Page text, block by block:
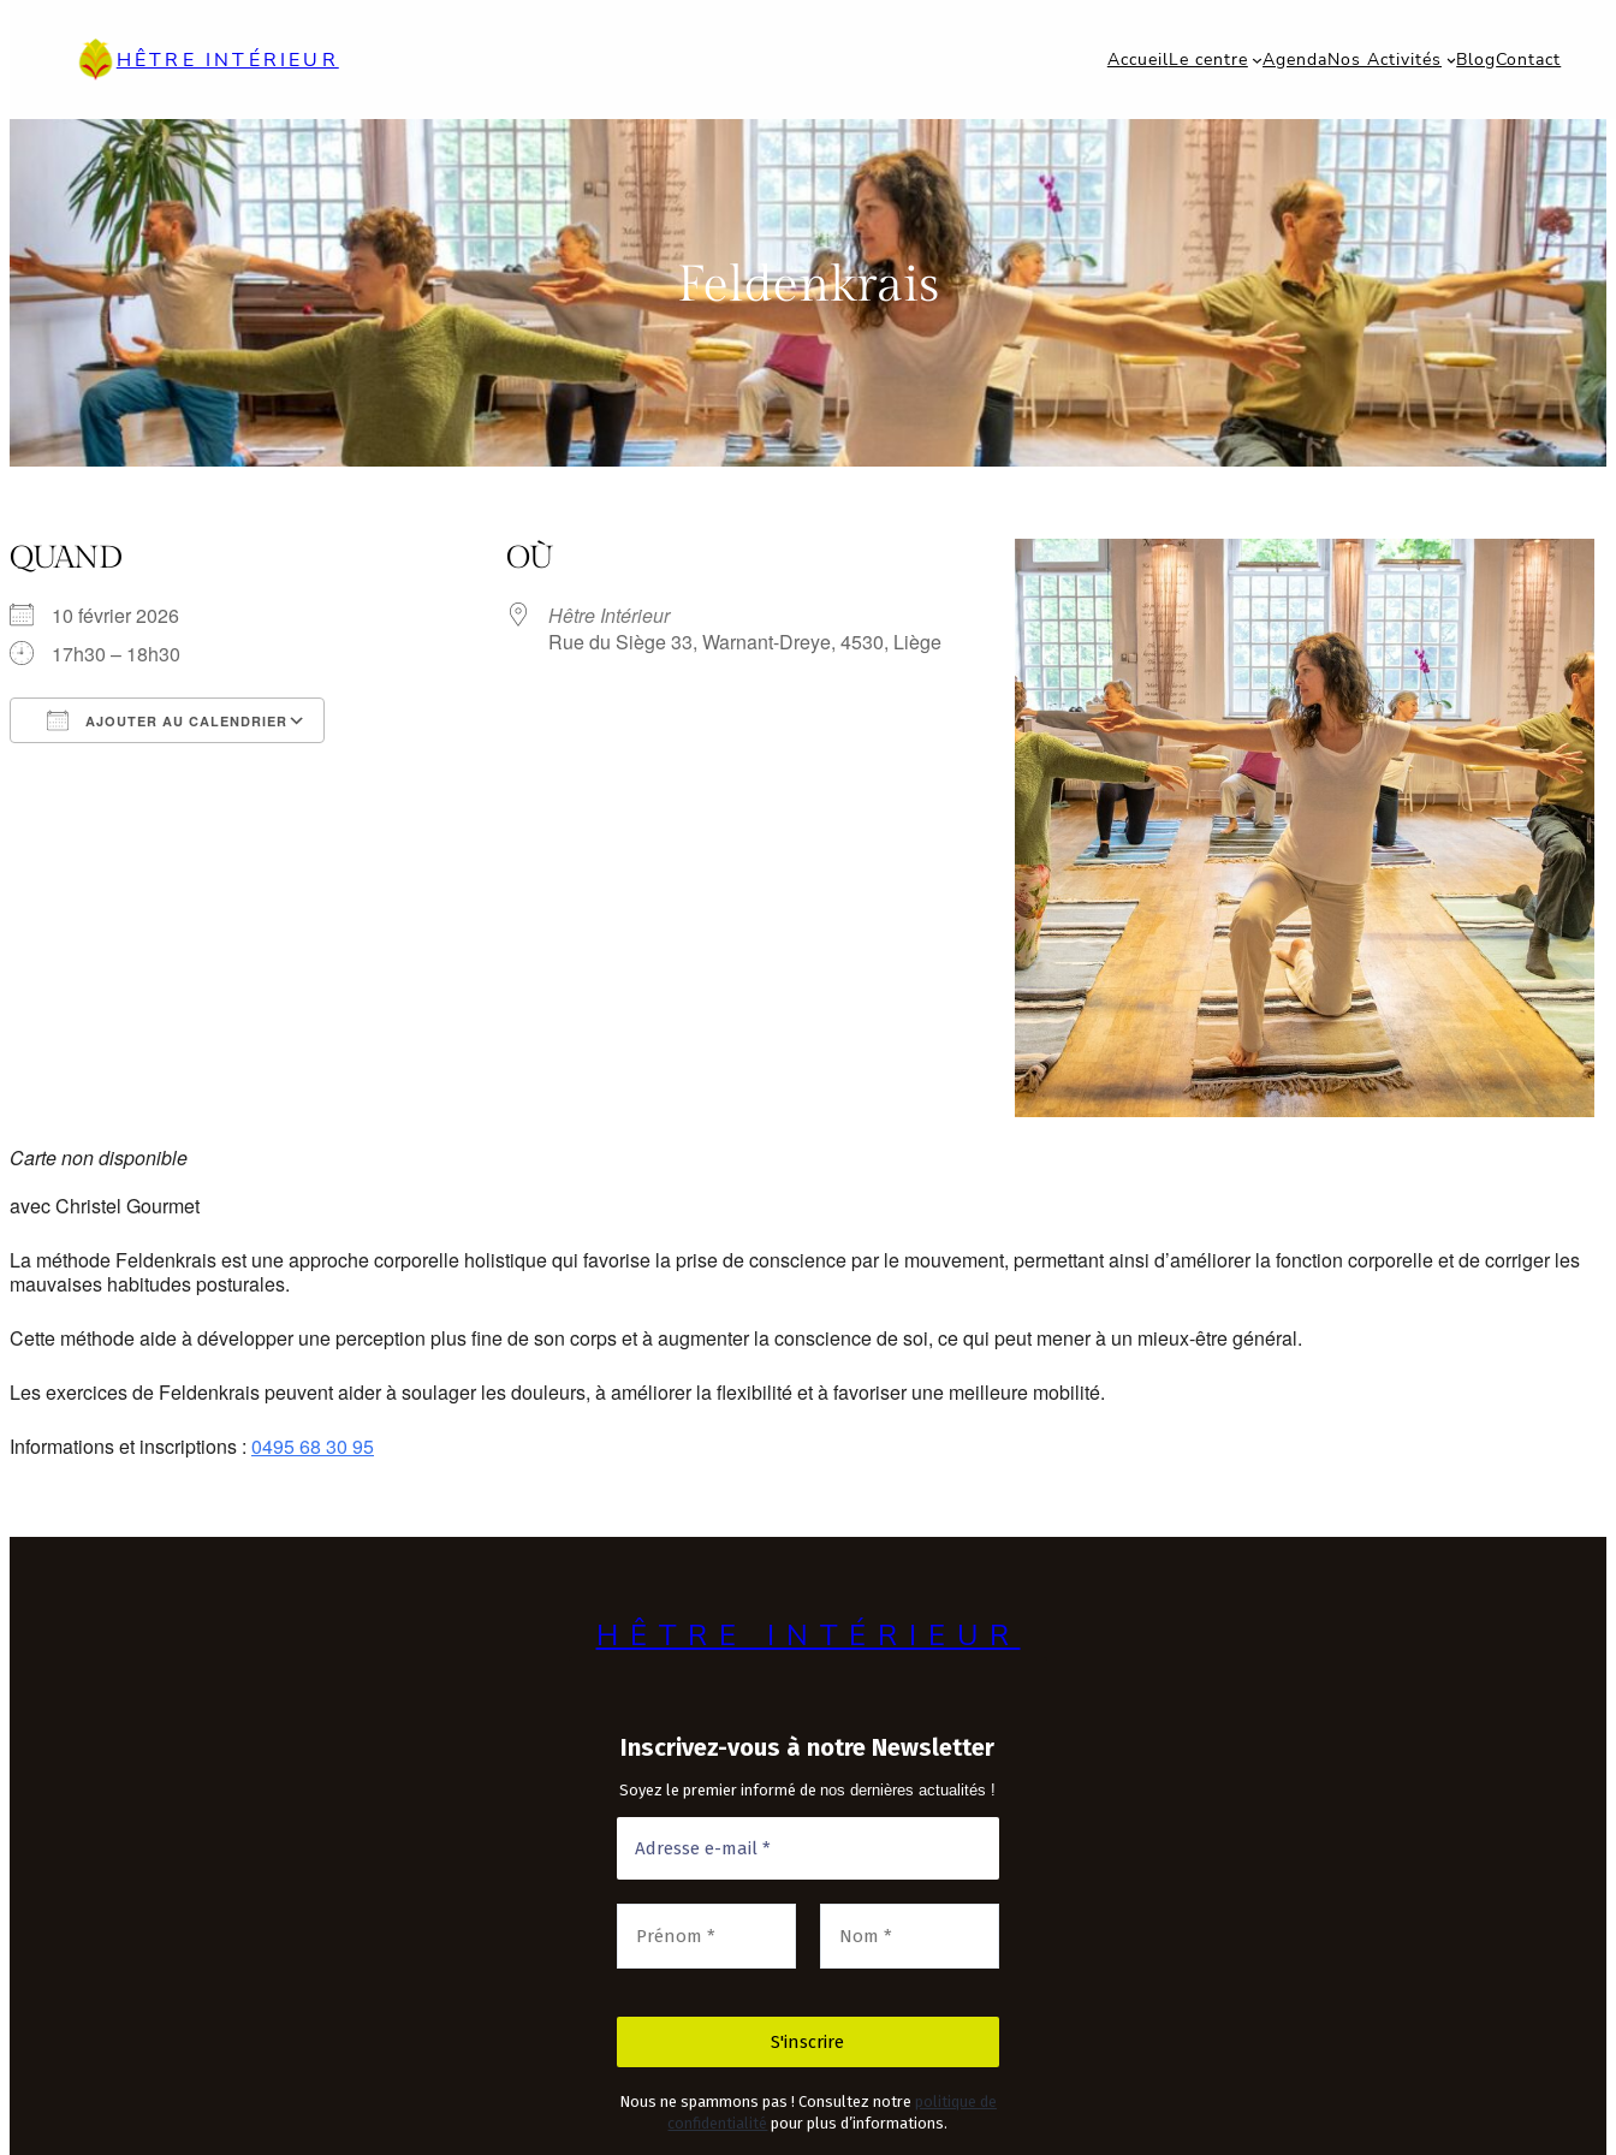
HÊTRE INTÉRIEUR AccueilLe centre AgendaNos Activités BlogContact
Feldenkrais
QUAND
10 février 2026
17h30 – 18h30
AJOUTER AU CALENDRIER
Office 365 Outlook Live
OÙ
Hêtre Intérieur
Rue du Siège 33, Warnant-Dreye, 4530, Liège
Carte non disponible
avec Christel Gourmet
La méthode Feldenkrais est une approche corporelle holistique qui favorise la prise de conscience par le mouvement, permettant ainsi d’améliorer la fonction corporelle et de corriger les
mauvaises habitudes posturales.
Cette méthode aide à développer une perception plus fine de son corps et à augmenter la conscience de soi, ce qui peut mener à un mieux-être général.
Les exercices de Feldenkrais peuvent aider à soulager les douleurs, à améliorer la flexibilité et à favoriser une meilleure mobilité.
Informations et inscriptions : 0495 68 30 95
HÊTRE INTÉRIEUR
Inscrivez-vous à notre Newsletter
Soyez le premier informé denos dernières actualités !
Nous ne spammons pas ! Consultez notre politique de
confidentialité pour plus d’informations.